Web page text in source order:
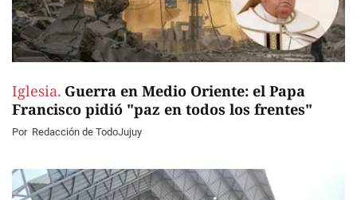
Iglesia. Guerra en Medio Oriente: el Papa
Francisco pidió "paz en todos los frentes"
Por Redacción de TodoJujuy